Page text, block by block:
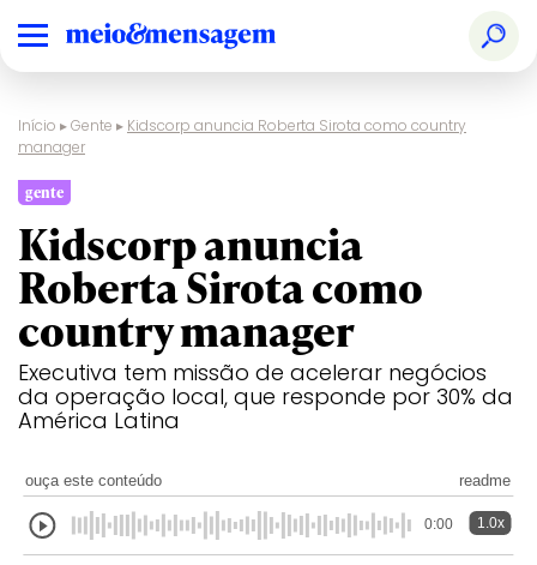
Início ▸Gente ▸ Kidscorp anuncia Roberta Sirota como country
manager
gente
Kidscorp anuncia
Roberta Sirota como
country manager
Executiva tem missão de acelerar negócios
da operação local, que responde por 30% da
América Latina
ouça este conteúdo readme
0:00 1.0x